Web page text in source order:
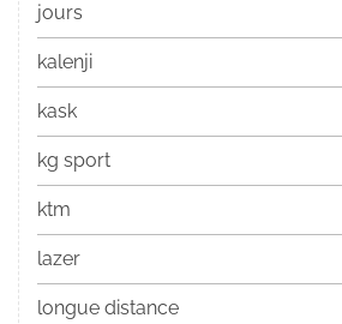
jours
kalenji
kask
kg sport
ktm
lazer
longue distance